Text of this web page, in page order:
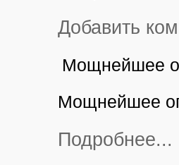
Добавить
Мощнейшее
Мощнейшее
Подробнее...